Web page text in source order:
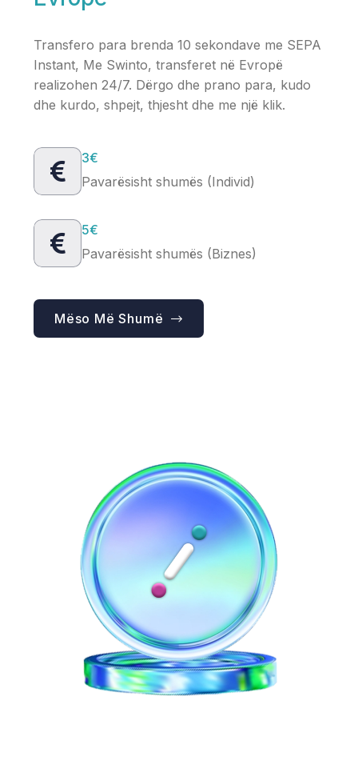
Transfero para brenda 10 sekondave me SEPA
Instant, Me Swinto, transferet në Evropë
realizohen 24/7. Dërgo dhe prano para, kudo
dhe kurdo, shpejt, thjesht dhe me një klik.
3€
Pavarësisht shumës (Individ)
5€
Pavarësisht shumës (Biznes)
Mëso Më Shumë